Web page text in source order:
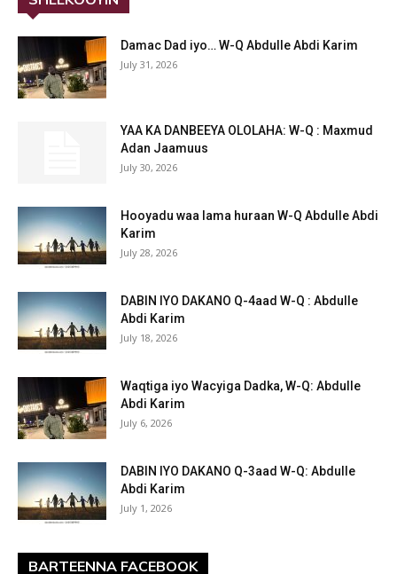
Damac Dad iyo… W-Q Abdulle Abdi Karim
July 31, 2026
YAA KA DANBEEYA OLOLAHA: W-Q : Maxmud
Adan Jaamuus
July 30, 2026
Hooyadu waa lama huraan W-Q Abdulle Abdi
Karim
July 28, 2026
DABIN IYO DAKANO Q-4aad W-Q : Abdulle
Abdi Karim
July 18, 2026
Waqtiga iyo Wacyiga Dadka, W-Q: Abdulle
Abdi Karim
July 6, 2026
DABIN IYO DAKANO Q-3aad W-Q: Abdulle
Abdi Karim
July 1, 2026
BARTEENNA FACEBOOK